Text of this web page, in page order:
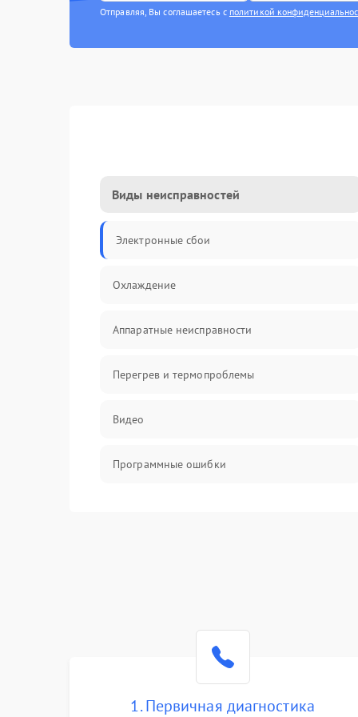
Отправляя, Вы соглашаетесь с политикой
Виды неисправностей
Электронные сбои
Охлаждение
Аппаратные неисправности
Перегрев и термопроблемы
Видео
Программные ошибки
Электронные компоненты
1. Первичная диагностика